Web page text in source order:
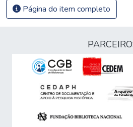
Página do item completo